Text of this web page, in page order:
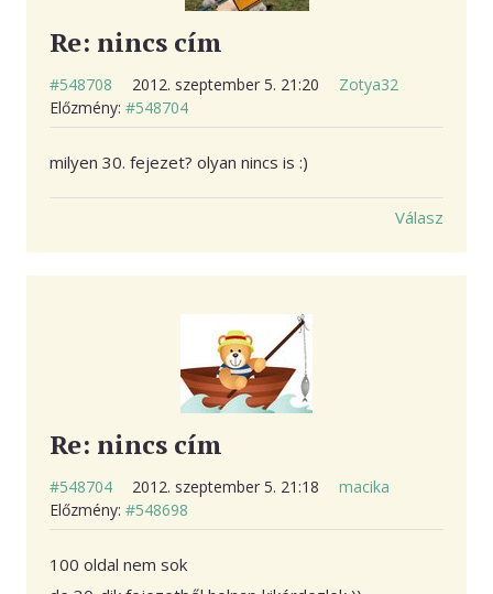
Re: nincs cím
#548708 2012. szeptember 5. 21:20
Zotya32
Előzmény: #548704
milyen 30. fejezet? olyan nincs is :)
Válasz
Re: nincs cím
#548704 2012. szeptember 5. 21:18
macika
Előzmény: #548698
100 oldal nem sok